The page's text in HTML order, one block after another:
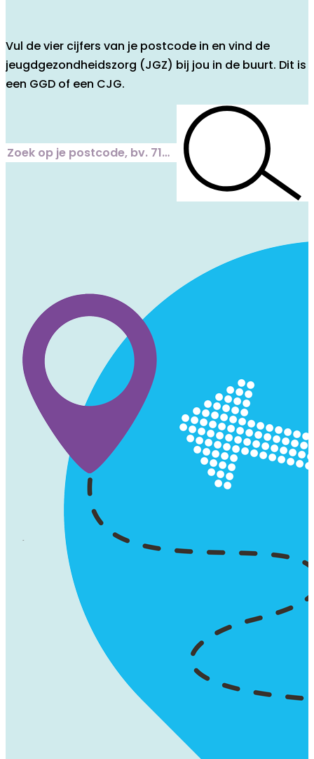
Vul de vier cijfers van je postcode in en vind de
jeugdgezondheidszorg (JGZ) bij jou in de buurt. Dit is
een GGD of een CJG.